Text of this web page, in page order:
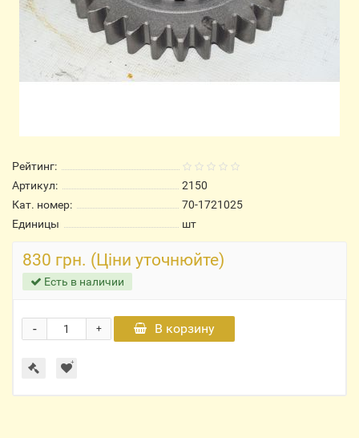
Рейтинг:
Артикул:
2150
Кат. номер:
70-1721025
Единицы
шт
830 грн. (Ціни уточнюйте)
Есть в наличии
+
- В корзину